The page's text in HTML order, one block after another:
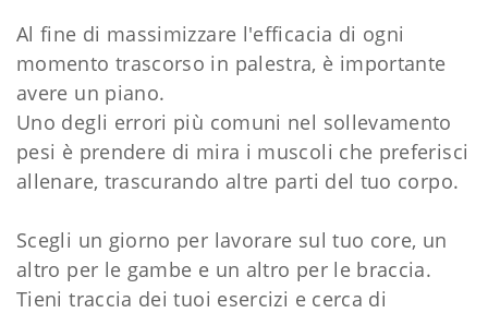
Al fine di massimizzare l'efficacia di ogni
momento trascorso in palestra, è importante
avere un piano.
Uno degli errori più comuni nel sollevamento
pesi è prendere di mira i muscoli che preferisci
allenare, trascurando altre parti del tuo corpo.
Scegli un giorno per lavorare sul tuo core, un
altro per le gambe e un altro per le braccia.
Tieni traccia dei tuoi esercizi e cerca di